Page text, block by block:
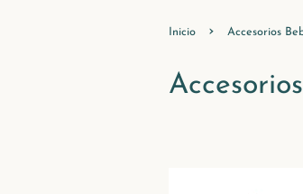
Inicio › Accesorios